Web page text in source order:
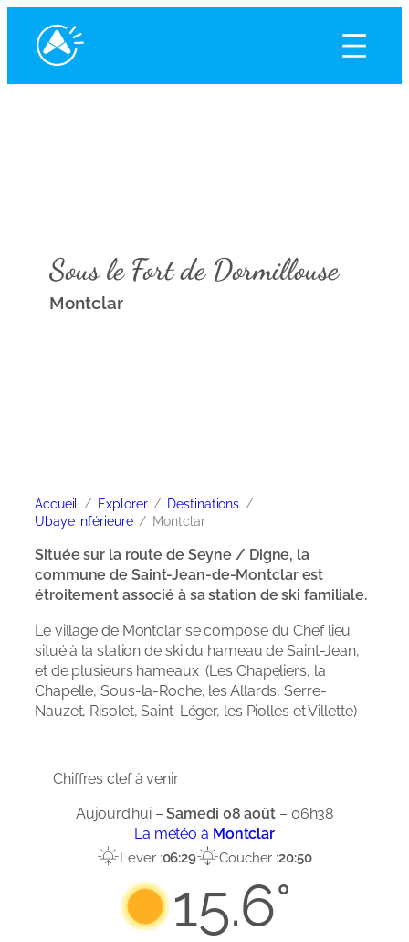
Sous le Fort de Dormillouse
Montclar
Accueil Explorer
Destinations
Ubaye inférieure
Montclar
Située sur la route de Seyne / Digne, la
commune de Saint-Jean-de-Montclar est
étroitement associé à sa station de ski familiale.
Le village de Montclar se compose du Chef lieu
situé à la station de ski du hameau de Saint-Jean,
et de plusieurs hameaux (Les Chapeliers, la
Chapelle, Sous-la-Roche, les Allards, Serre-
Nauzet, Risolet, Saint-Léger, les Piolles et Villette)
Chiffres clef à venir
Aujourd’hui –Samedi 08 août – 06h38
La météo à Montclar
Lever :06:29 Coucher :20:50
15.6°